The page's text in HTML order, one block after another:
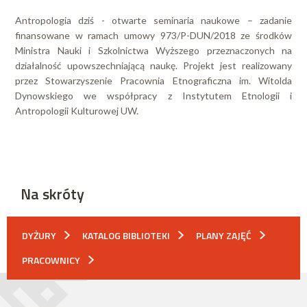
Antropologia dziś - otwarte seminaria naukowe – zadanie
finansowane w ramach umowy 973/P-DUN/2018 ze środków
Ministra Nauki i Szkolnictwa Wyższego przeznaczonych na
działalność upowszechniającą naukę. Projekt jest realizowany
przez Stowarzyszenie Pracownia Etnograficzna im. Witolda
Dynowskiego we współpracy z Instytutem Etnologii i
Antropologii Kulturowej UW.
Na skróty
DYŻURY KATALOG BIBLIOTEKI
PLANY ZAJĘĆ
PRACOWNICY